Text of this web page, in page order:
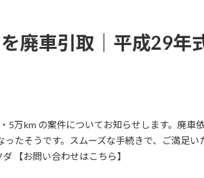
廃車引取｜平成29年
5万km の案件についてお知らせします。廃車
たそうです。スムーズな手続きで、ご満足い
【お問い合わせはこちら】